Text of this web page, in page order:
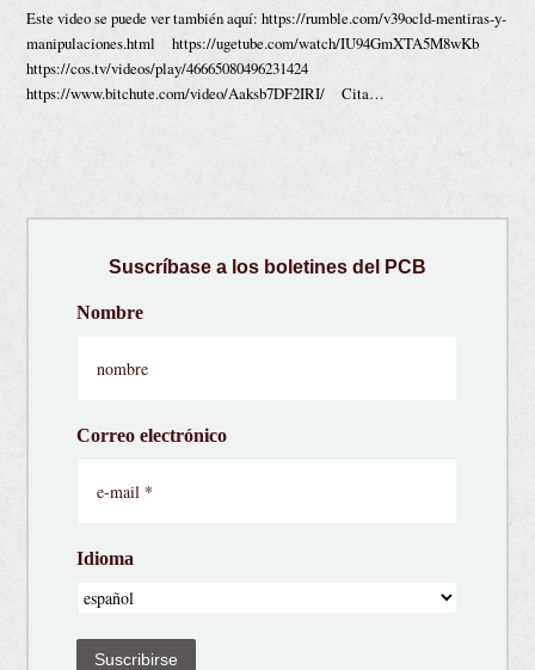
Este video se puede ver también aquí: https://rumble.com/v39ocld-mentiras-y-
manipulaciones.html https://ugetube.com/watch/IU94GmXTA5M8wKb
https://cos.tv/videos/play/46665080496231424
https://www.bitchute.com/video/Aaksb7DF2IRI/ Cita…
Suscríbase a los boletines del PCB
Nombre
Correo electrónico
Idioma
Suscribirse